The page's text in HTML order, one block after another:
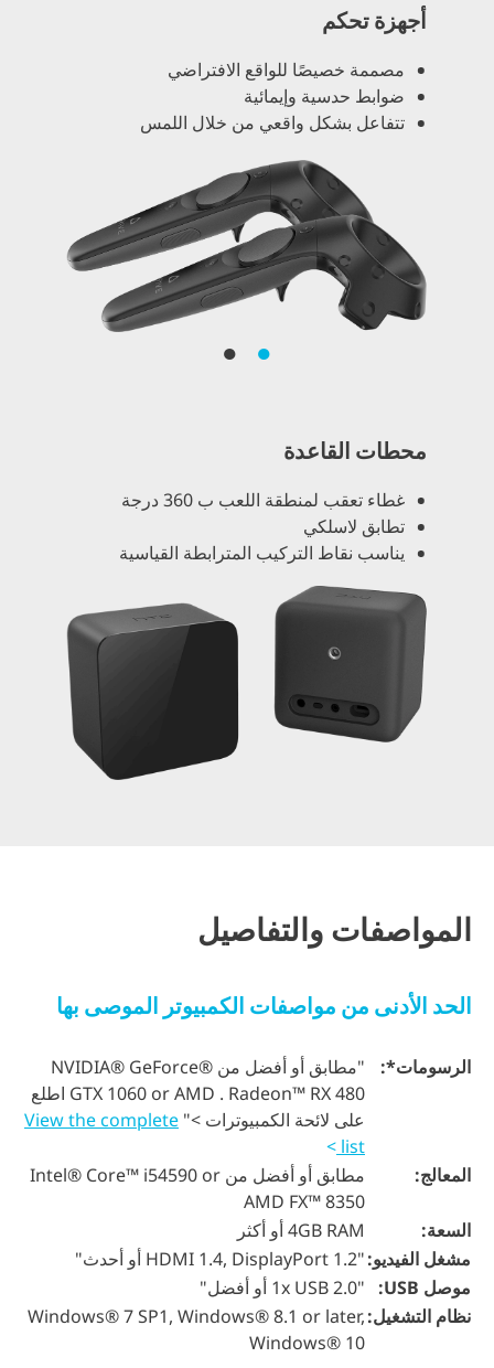
أجهزة تحكم
مصممة خصيصًا للواقع الافتراضي
ضوابط حدسية وإيمائية
تتفاعل بشكل واقعي من خلال اللمس
●
●
محطات القاعدة
غطاء تعقب لمنطقة اللعب ب 360 درجة
تطابق لاسلكي
يناسب نقاط التركيب المترابطة القياسية
المواصفات والتفاصيل
الحد الأدنى من مواصفات الكمبيوتر الموصى بها
الرسومات*:
"مطابق أو أفضل من NVIDIA® GeForce®
GTX 1060 or AMD . Radeon™ RX 480 اطلع
على لائحة الكمبيوترات >" View the complete
list
>
المعالج:
مطابق أو أفضل من Intel® Core™ i54590 or
AMD FX™ 8350
السعة:
4GB RAM أو أكثر
مشغل الفيديو:"HDMI 1.4, DisplayPort 1.2 أو أحدث"
موصل USB:
"1x USB 2.0 أو أفضل"
نظام التشغيل:Windows® 7 SP1, Windows® 8.1 or later,
Windows® 10